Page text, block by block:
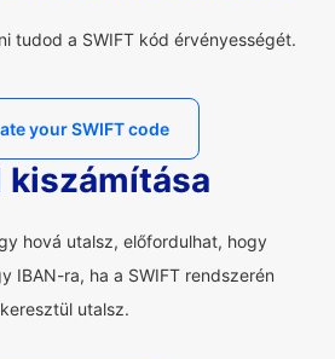
tudod a SWIFT kód érvényességét.
your SWIFT code
kiszámítása
hová utalsz, előfordulhat, hogy
IBAN-ra, ha a SWIFT rendszerén
keresztül utalsz.